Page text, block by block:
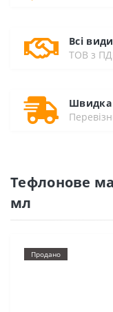
Всі
ТОВ з
Швидка
Тефлонове
мл
Продано